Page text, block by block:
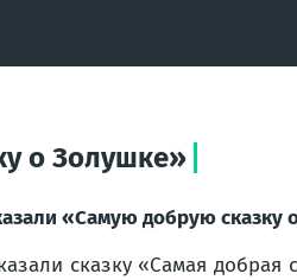
о Золушке»
«Самую добрую сказку
сказку «Самая